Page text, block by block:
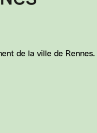
de la ville de